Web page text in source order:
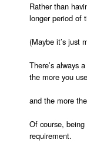
Rather than
longer period of
(Maybe it’s just
There’s always
the more you
and the more
Of course,
requirement.